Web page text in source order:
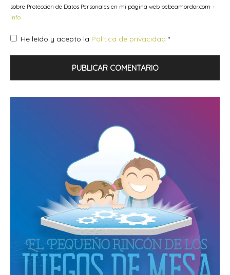
sobre Protección de Datos Personales en mi página web bebeamordor.com +
info
He leído y acepto la Política de privacidad *